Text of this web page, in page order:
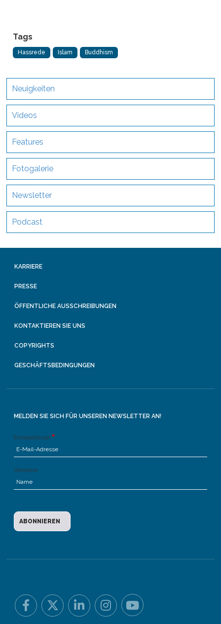
Tags
Hassrede Islam Buddhism
Neuigkeiten
Videos
Features
Fotogalerie
Newsletter
Podcast
KARRIERE
PRESSE
ÖFFENTLICHE AUSSCHREIBUNGEN
KONTAKTIEREN SIE UNS
COPYRIGHTS
GESCHÄFTSBEDINGUNGEN
MELDEN SIE SICH FÜR UNSEREN NEWSLETTER AN!
Emailadresse
Vorname